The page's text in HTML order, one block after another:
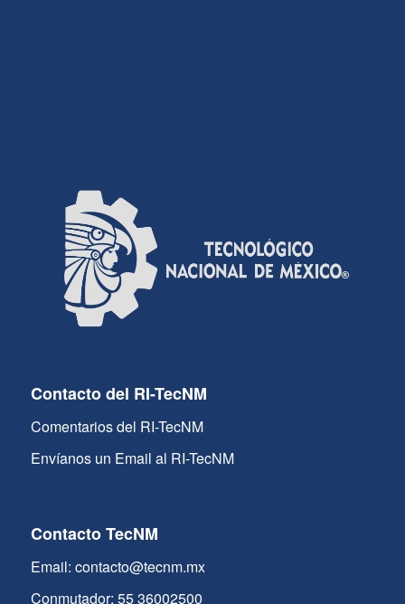
Contacto del RI-TecNM
Comentarios del RI-TecNM
Envíanos un Email al RI-TecNM
Contacto TecNM
Email: contacto@tecnm.mx
Conmutador: 55 36002500